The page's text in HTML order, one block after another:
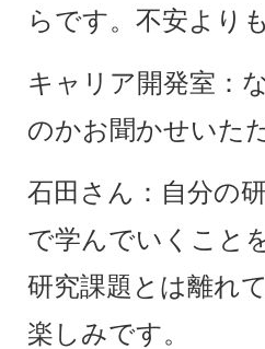
らです。不安より
キャリア開発室：
のかお聞かせいた
石田さん：自分の
で学んでいくこと
研究課題とは離れ
楽しみです。